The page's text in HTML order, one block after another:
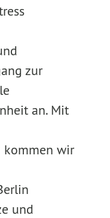
zur
an. Mit
kommen wir
und